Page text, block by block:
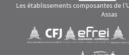
Les établissements composantes de
Assas
Visuel svgVisuel svg